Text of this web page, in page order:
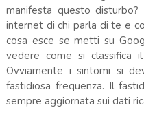
manifesta questo
internet di chi parla di te e
cosa esce se metti su
vedere come si classifica
Ovviamente i sintomi si
fastidiosa frequenza. Il
sempre aggiornata sui dati